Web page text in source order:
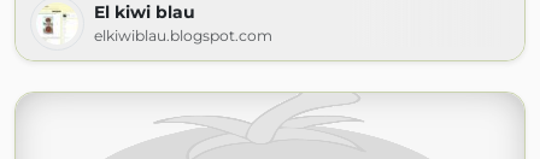
El kiwi blau
elkiwiblau.blogspot.com